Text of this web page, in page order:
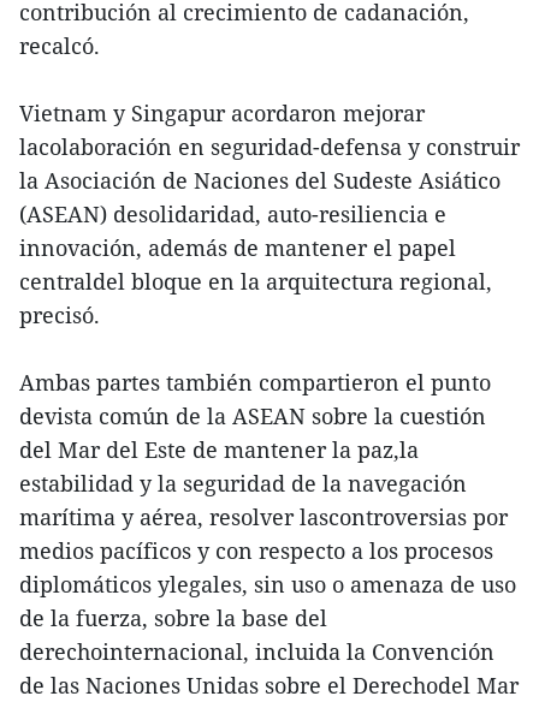
contribución al crecimiento de cadanación,
recalcó.
Vietnam y Singapur acordaron mejorar
lacolaboración en seguridad-defensa y construir
la Asociación de Naciones del Sudeste Asiático
(ASEAN) desolidaridad, auto-resiliencia e
innovación, además de mantener el papel
centraldel bloque en la arquitectura regional,
precisó.
Ambas partes también compartieron el punto
devista común de la ASEAN sobre la cuestión
del Mar del Este de mantener la paz,la
estabilidad y la seguridad de la navegación
marítima y aérea, resolver lascontroversias por
medios pacíficos y con respecto a los procesos
diplomáticos ylegales, sin uso o amenaza de uso
de la fuerza, sobre la base del
derechointernacional, incluida la Convención
de las Naciones Unidas sobre el Derechodel Mar